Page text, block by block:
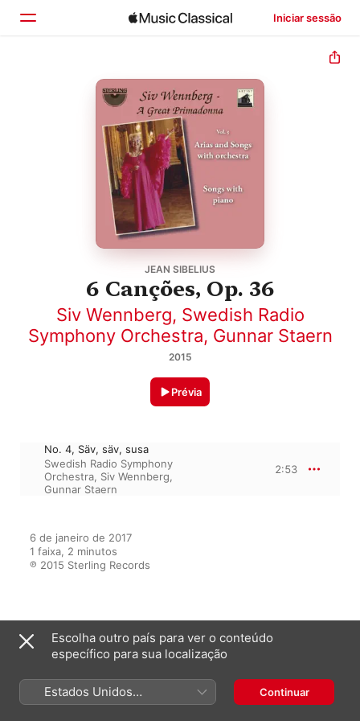
Iniciar sessão
JEAN SIBELIUS
6 Canções, Op. 36
Siv Wennberg, Swedish Radio
Symphony Orchestra, Gunnar Staern
2015
Prévia
No. 4, Säv, säv, susa
Swedish Radio Symphony
Orchestra, Siv Wennberg,
Gunnar Staern
2:53
6 de janeiro de 2017
1 faixa, 2 minutos
℗ 2015 Sterling Records
Siv Wennberg: A Great
Primadonna, Vol. 5 - Arias and
Songs with Orchestra
Escolha outro país para ver o conteúdo
específico para sua localização
Estados Unidos
(Português Brasil)
Continuar